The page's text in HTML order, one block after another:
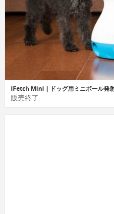
iFetch Mini｜ドッグ用ミニボール発
販売終了